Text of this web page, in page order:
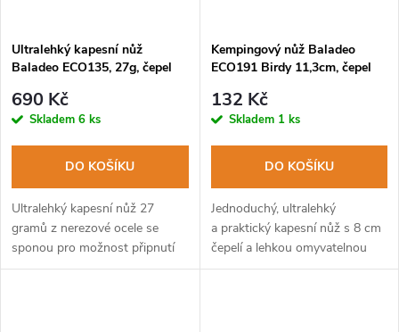
Ultralehký kapesní nůž
Baladeo ECO135, 27g, čepel
690 Kč
Skladem 6 ks
DO KOŠÍKU
Ultralehký kapesní nůž 27
gramů z nerezové ocele se
sponou pro možnost připnutí
nože na opasek.
Kempingový nůž Baladeo
ECO191 Birdy 11,3cm, čepel
132 Kč
Skladem 1 ks
DO KOŠÍKU
Jednoduchý, ultralehký
a praktický kapesní nůž s 8 cm
čepelí a lehkou omyvatelnou
rukojetí v červené barvě.